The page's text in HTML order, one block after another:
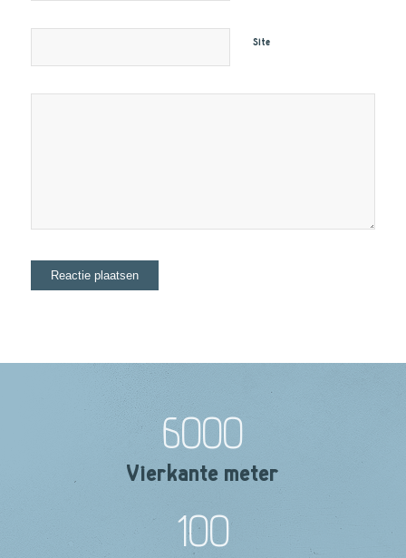
Site
6000
Vierkante meter
100